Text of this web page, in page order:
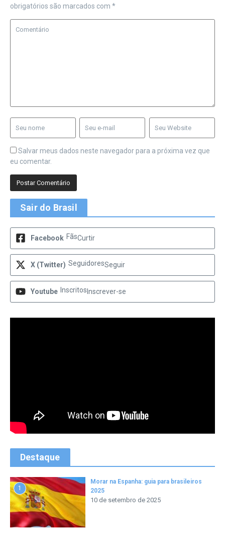
obrigatórios são marcados com *
Salvar meus dados neste navegador para a próxima vez que
eu comentar.
Sair do Brasil
Facebook FãsCurtir
X (Twitter) SeguidoresSeguir
Youtube Inscritos Inscrever-se
Destaque
1
Morar na Espanha: guia para brasileiros
2025
10 de setembro de 2025